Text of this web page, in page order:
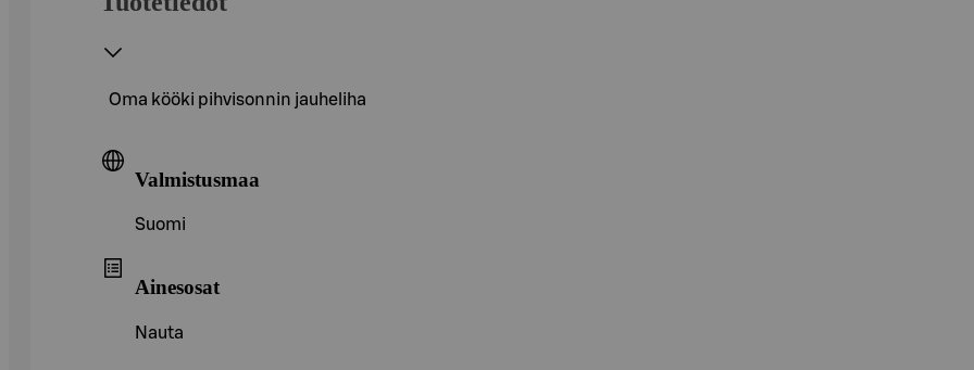
Oma kööki pihvisonnin jauheliha
Valmistusmaa
Suomi
Ainesosat
Nauta